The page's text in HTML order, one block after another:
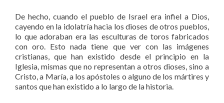
De hecho, cuando el pueblo de Israel era infiel a Dios,
cayendo en la idolatría hacia los dioses de otros pueblos,
lo que adoraban era las esculturas de toros fabricados
con oro. Esto nada tiene que ver con las imágenes
cristianas, que han existido desde el principio en la
Iglesia, mismas que no representan a otros dioses, sino a
Cristo, a María, a los apóstoles o alguno de los mártires y
santos que han existido a lo largo de la historia.